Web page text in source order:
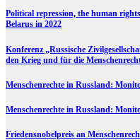
Political repression, the human
Belarus in 2022
Konferenz „Russische
den Krieg und für die
Menschenrechte in Russland:
Menschenrechte in Russland:
Friedensnobelpreis an